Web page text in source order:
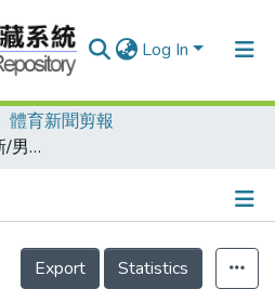
Log In
體育新聞剪報
短跑接力全國紀錄翻新/男子100公尺全國紀錄演進表/男子400公尺接力全國紀錄演進表/女子400公尺接力全國紀錄演進表/男子1600公尺接力全國紀錄演進表/女子1600公尺接力全國紀錄演進表(至1985年止)
Details
Export
Statistics